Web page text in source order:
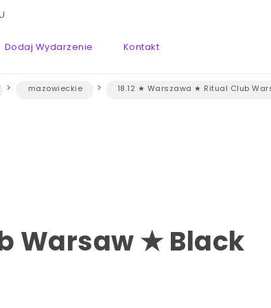
Dodaj Wydarzenie Kontakt
mazowieckie 18.12 ★ Warszawa ★ Ritual Club
Warsaw ★ Black